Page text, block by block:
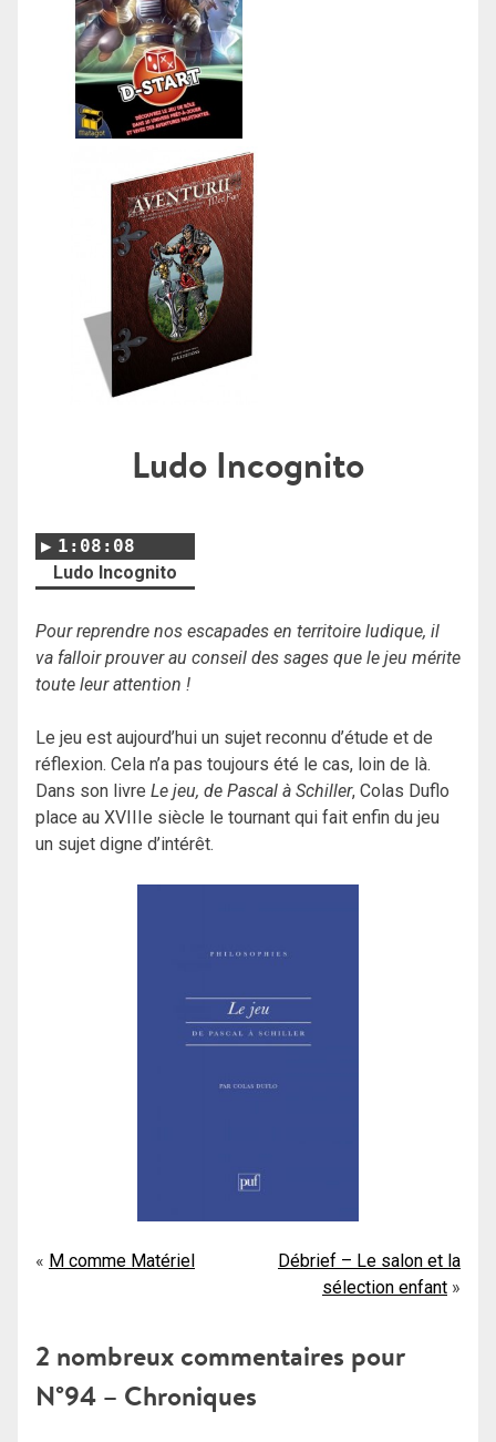
Ludo Incognito
1:08:08
Ludo Incognito
Pour reprendre nos escapades en territoire ludique, il
va falloir prouver au conseil des sages que le jeu mérite
toute leur attention !
Le jeu est aujourd’hui un sujet reconnu d’étude et de
réflexion. Cela n’a pas toujours été le cas, loin de là.
Dans son livre Le jeu, de Pascal à Schiller, Colas Duflo
place au XVIIIe siècle le tournant qui fait enfin du jeu
un sujet digne d’intérêt.
Navigation
l’article
M comme Matériel
Débrief – Le salon et la
sélection enfant
2 nombreux commentaires pour
N°94 – Chroniques